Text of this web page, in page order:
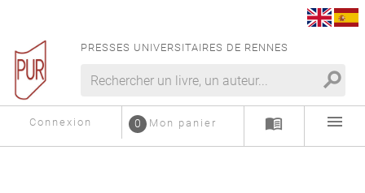
PRESSES UNIVERSITAIRES DE RENNES
search
Connexion Mon panier
0 menu_book menu